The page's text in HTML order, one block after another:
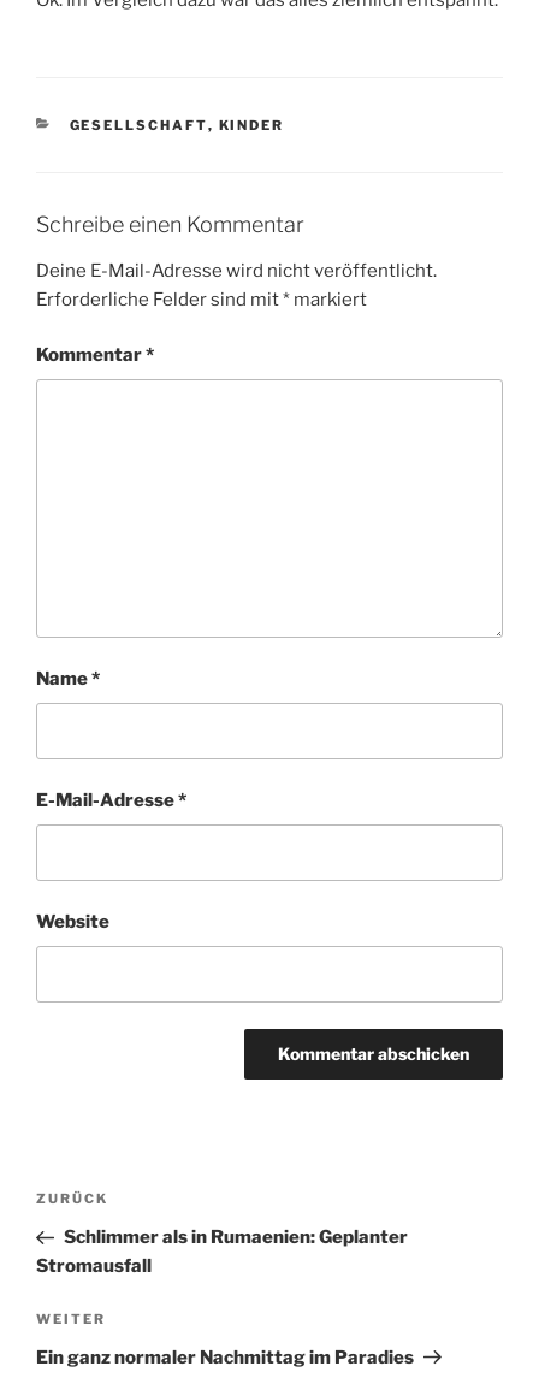
KATEGORIEN
GESELLSCHAFT, KINDER
Schreibe einen Kommentar
Deine E-Mail-Adresse wird nicht veröffentlicht.
Erforderliche Felder sind mit* markiert
Kommentar*
Name*
E-Mail-Adresse*
Website
Beitragsnavigation
Vorheriger
Beitrag
ZURÜCK
Schlimmer als in Rumaenien: Geplanter
Stromausfall
Nächster
Beitrag
WEITER
Ein ganz normaler Nachmittag im Paradies